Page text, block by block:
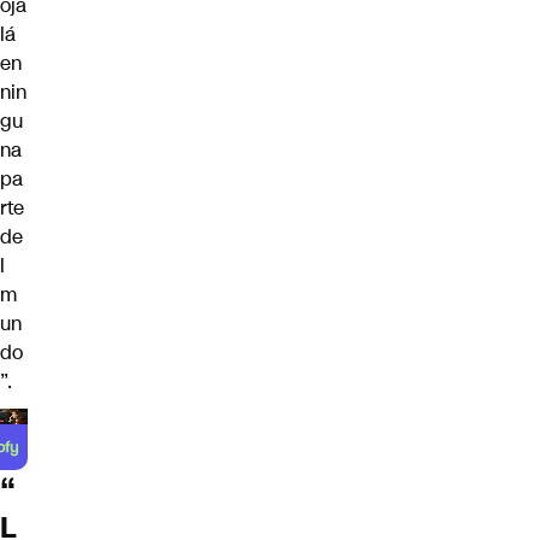
lá
en
nin
gu
na
pa
rte
de
l
m
un
do
”.
“
L